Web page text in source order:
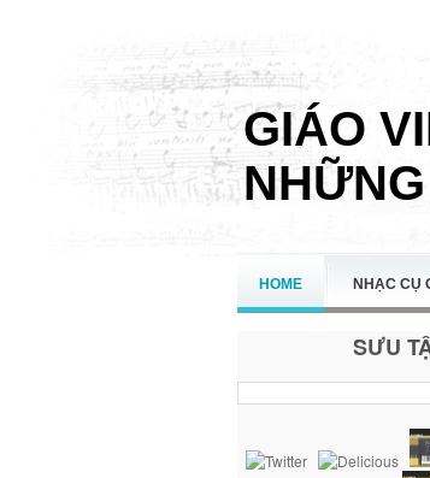
GIÁO
HOME NHẠC CỤ
SƯU